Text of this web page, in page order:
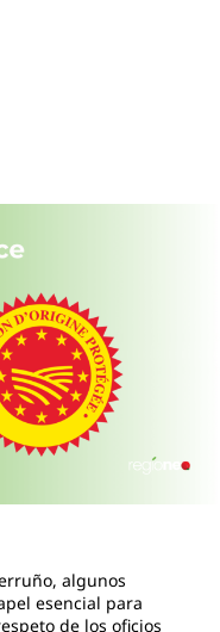
algunos
esencial para
de los oficios